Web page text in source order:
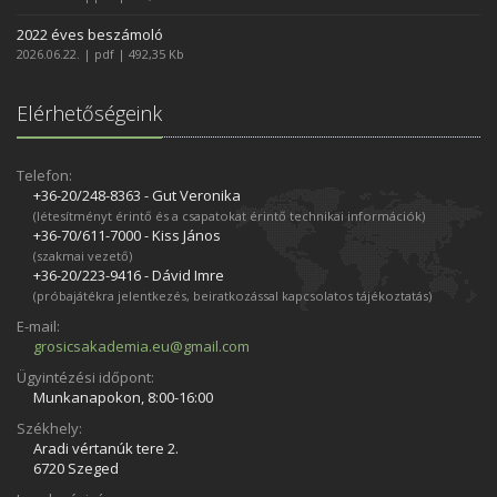
2022 éves beszámoló
2026.06.22. | pdf | 492,35 Kb
Elérhetőségeink
Telefon:
+36-20/248­-8363 - Gut Veronika
(létesítményt érintő és a csapatokat érintő technikai információk)
+36-70/611­-7000 - Kiss János
(szakmai vezető)
+36-20/223­-9416 - Dávid Imre
(próbajátékra jelentkezés, beiratkozással kapcsolatos tájékoztatás)
E-mail:
grosicsakademia.eu@gmail.com
Ügyintézési időpont:
Munkanapokon, 8:00-16:00
Székhely:
Aradi vértanúk tere 2.
6720 Szeged